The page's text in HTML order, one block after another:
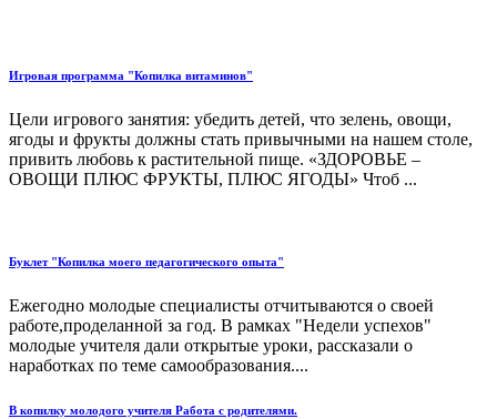
Игровая программа "Копилка витаминов"
Цели игрового занятия: убедить детей, что зелень, овощи,
ягоды и фрукты должны стать привычными на нашем столе,
привить любовь к растительной пище. «ЗДОРОВЬЕ –
ОВОЩИ ПЛЮС ФРУКТЫ, ПЛЮС ЯГОДЫ» Чтоб ...
Буклет "Копилка моего педагогического опыта"
Ежегодно молодые специалисты отчитываются о своей
работе,проделанной за год. В рамках "Недели успехов"
молодые учителя дали открытые уроки, рассказали о
наработках по теме самообразования....
В копилку молодого учителя Работа с родителями.